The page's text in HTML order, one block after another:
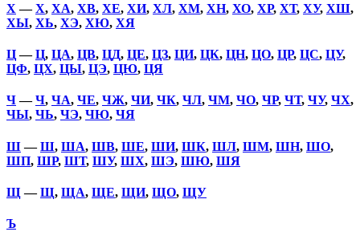
Х —Х, ХА, ХВ, ХЕ, ХИ, ХЛ, ХМ, ХН, ХО, ХР, ХТ, ХУ, ХШ,
ХЫ, ХЬ, ХЭ, ХЮ, ХЯ
Ц—Ц, ЦА, ЦВ, ЦД, ЦЕ, ЦЗ, ЦИ, ЦК, ЦН, ЦО, ЦР, ЦС, ЦУ,
ЦФ, ЦХ, ЦЫ, ЦЭ, ЦЮ, ЦЯ
Ч—Ч, ЧА, ЧЕ, ЧЖ, ЧИ, ЧК, ЧЛ, ЧМ, ЧО, ЧР, ЧТ, ЧУ, ЧХ,
ЧЫ, ЧЬ, ЧЭ, ЧЮ, ЧЯ
Ш—Ш, ША, ШВ, ШЕ, ШИ, ШК, ШЛ, ШМ, ШН, ШО,
ШП, ШР, ШТ, ШУ, ШХ, ШЭ, ШЮ, ШЯ
Щ —Щ, ЩА, ЩЕ, ЩИ, ЩО, ЩУ
Ъ